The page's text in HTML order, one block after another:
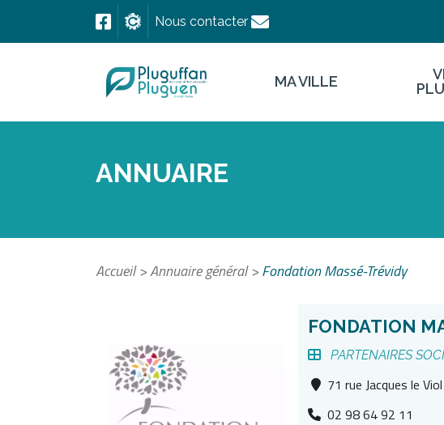
Nous contacter
MA VILLE
ANNUAIRE
Accueil>Annuaire général>Fondation Massé-Trévidy
FONDATION
PARTENAIRES
71 rue Jacques le
02 98 64 92 11